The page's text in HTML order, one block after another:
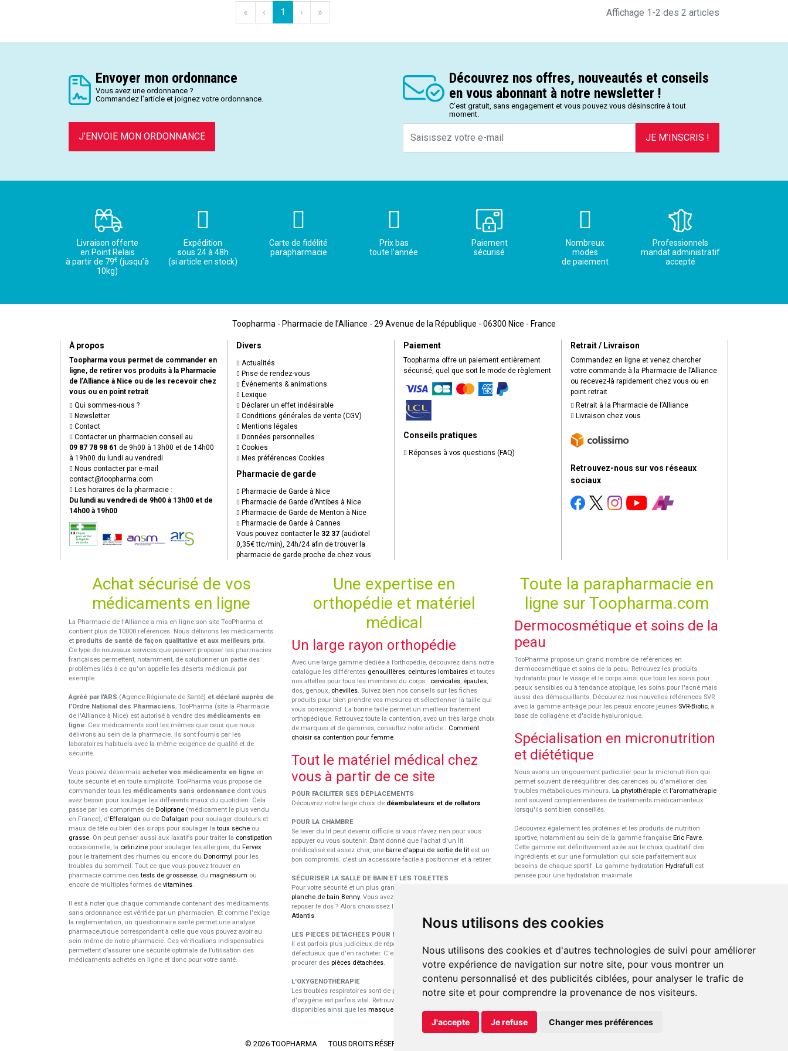
Nous utilisons des cookies
Nous utilisons des cookies et d'autres technologies de suivi pour améliorer
votre expérience de navigation sur notre site, pour vous montrer un
contenu personnalisé et des publicités ciblées, pour analyser le trafic de
notre site et pour comprendre la provenance de nos visiteurs.
J'accepte Je refuse Changer mes préférences
Affichage 1-2 des 2 articles
« ‹ 1 › »
Envoyer mon ordonnance
Vous avez une ordonnance ?
Commandez l’article et joignez votre ordonnance.
J’ENVOIE MON ORDONNANCE
Découvrez nos offres, nouveautés et conseils
en vous abonnant à notre newsletter !
C’est gratuit, sans engagement et vous pouvez vous désinscrire à tout
moment.
JE M’INSCRIS !
Livraison offerte
en Point Relais
à partir de 79€ (jusqu’à
10kg)
Expédition
sous 24 à 48h
(si article en stock)
Carte de fidélité
parapharmacie
Prix bas
toute l’année
Paiement
sécurisé
Nombreux
modes
de paiement
Professionnels
mandat administratif
accepté
Toopharma - Pharmacie de l’Alliance - 29 Avenue de la République - 06300 Nice - France
À propos
Toopharma vous permet de commander en
ligne, de retirer vos produits à la Pharmacie
de l’Alliance à Nice ou de les recevoir chez
vous ou en point retrait
Qui sommes-nous ?
Newsletter
Contact
Contacter un pharmacien conseil au
09 87 78 98 61 de 9h00 à 13h00 et de 14h00
à 19h00 du lundi au vendredi
Nous contacter par e-mail
contact@toopharma.com
Les horaires de la pharmacie :
Du lundi au vendredi de 9h00 à 13h00 et de
14h00 à 19h00
Divers
Actualités
Prise de rendez-vous
Événements & animations
Lexique
Déclarer un effet indésirable
Conditions générales de vente (CGV)
Mentions légales
Données personnelles
Cookies
Mes préférences Cookies
Pharmacie de garde
Pharmacie de Garde à Nice
Pharmacie de Garde d’Antibes à Nice
Pharmacie de Garde de Menton à Nice
Pharmacie de Garde à Cannes
Vous pouvez contacter le 32 37 (audiotel
0,35€ ttc/min), 24h/24 afin de trouver la
pharmacie de garde proche de chez vous
Paiement
Toopharma offre un paiement entièrement
sécurisé, quel que soit le mode de règlement
Conseils pratiques
Réponses à vos questions (FAQ)
Retrait / Livraison
Commandez en ligne et venez chercher
votre commande à la Pharmacie de l’Alliance
ou recevez-là rapidement chez vous ou en
point retrait
Retrait à la Pharmacie de l’Alliance
Livraison chez vous
Retrouvez-nous sur vos réseaux
sociaux
Achat sécurisé de vos
médicaments en ligne
La Pharmacie de l'Alliance a mis en ligne son site TooPharma et
contient plus de 10000 références. Nous délivrons les médicaments
et produits de santé de façon qualitative et aux meilleurs prix.
Ce type de nouveaux services que peuvent proposer les pharmacies
françaises permettent, notamment, de solutionner un partie des
problèmes liés à ce qu'on appelle les déserts médicaux par
exemple.
Agréé par l'ARS (Agence Régionale de Santé) et déclaré auprès de
l’Ordre National des Pharmaciens, TooPharma (site la Pharmacie
de l'Alliance à Nice) est autorisé à vendre des médicaments en
ligne. Ces médicaments sont les mêmes que ceux que nous
délivrons au sein de la pharmacie. Ils sont fournis par les
laboratoires habituels avec la même exigence de qualité et de
sécurité.
Vous pouvez désormais acheter vos médicaments en ligne en
toute sécurité et en toute simplicité. TooPharma vous propose de
commander tous les médicaments sans ordonnance dont vous
avez besoin pour soulager les différents maux du quotidien. Cela
passe par les comprimés de Doliprane (médicament le plus vendu
en France), d'Efferalgan ou de Dafalgan pour soulager douleurs et
maux de tête ou bien des sirops pour soulager latoux sèche ou
grasse. On peut penser aussi aux laxatifs pour traiter la constipation
occasionnelle, la cetirizine pour soulager les allergies, du Fervex
pour le traitement des rhumes ou encore du Donormyl pour les
troubles du sommeil. Tout ce que vous pouvez trouver en
pharmacie comme destests de grossesse, du magnésium ou
encore de multiples formes de vitamines.
Il est à noter que chaque commande contenant des médicaments
sans ordonnance est vérifiée par un pharmacien. Et comme l'exige
la réglementation, un questionnaire santé permet une analyse
pharmaceutique correspondant à celle que vous pouvez avoir au
sein même de notre pharmacie. Ces vérifications indispensables
permettent d’assurer une sécurité optimale de l’utilisation des
médicaments achetés en ligne et donc pour votre santé.
Une expertise en
orthopédie et matériel
médical
Un large rayon orthopédie
Avec une large gamme dédiée à l’orthopédie, découvrez dans notre
catalogue les différentes genouillères, ceintures lombaires et toutes
nos attelles pour tous les membres du corps : cervicales, épaules,
dos, genoux, chevilles. Suivez bien nos conseils sur les fiches
produits pour bien prendre vos mesures et sélectionner la taille qui
vous correspond. La bonne taille permet un meilleur traitement
orthopédique. Retrouvez toute la contention, avec un très large choix
de marques et de gammes, consultez notre article : Comment
choisir sa contention pour femme.
Tout le matériel médical chez
vous à partir de ce site
POUR FACILITER SES DÉPLACEMENTS
Découvrez notre large choix de déambulateurs et de rollators.
POUR LA CHAMBRE
Se lever du lit peut devenir difficile si vous n'avez rien pour vous
appuyer ou vous soutenir. Étant donné que l'achat d'un lit
médicalisé est assez cher, une barre d'appui de sortie de lit est un
bon compromis. c'est un accessoire facile à positionner et à retirer.
SÉCURISER LA SALLE DE BAIN ET LES TOILETTES
Pour votre sécurité et un plus grand confort durant le bain, utilisez la
planche de bain Benny. Vous avez besoin d'un dossier pour vous
reposer le dos ? Alors choisissez le
Atlantis.
LES PIECES DETACHÉES POUR MATÉRIEL MÉDICAL
Il est parfois plus judicieux de réparer du matériel médical
défectueux que d'en racheter. C'est là toute l'utilité de pouvoir se
procurer des pièces détachées.
L'OXYGENOTHÉRAPIE
Les troubles respiratoires sont de plus ne plus récurrents et l'apport
d'oxygène est parfois vital. Retrouvez les
concentrateurs d'oxygène
disponibles ainsi que les masques et lunettesadaptés.
Toute la parapharmacie en
ligne sur Toopharma.com
Dermocosmétique et soins de la
peau
TooPharma propose un grand nombre de références en
dermocosmétique et soins de la peau. Retrouvez les produits
hydratants pour le visage et le corps ainsi que tous les soins pour
peaux sensibles ou à tendance atopique, les soins pour l'acné mais
aussi des démaquillants. Découvrez nos nouvelles références SVR
avec la gamme anti-âge pour les peaux encore jeunes SVR-Biotic, à
base de collagène et d'acide hyaluronique.
Spécialisation en micronutrition
et diététique
Nous avons un engouement particulier pour la micronutrition qui
permet souvent de rééquilibrer des carences ou d'améliorer des
troubles métaboliques mineurs. La phytothérapie et l'aromathérapie
sont souvent complémentaires de traitements médicamenteux
lorsqu'ils sont bien conseillés.
Découvrez également les protéines et les produits de nutrition
sportive, notamment au sein de la gamme française Eric Favre.
Cette gamme est définitivement axée sur le choix qualitatif des
ingrédients et sur une formulation qui scie parfaitement aux
besoins de chaque sportif. La gamme hydratation Hydrafull est
pensée pour une hydratation maximale.
probiotiques
nous sommes spécialisés dans ce domaine pour sélectionner les
produits de qualité et pour pouvoir vous conseiller de façon
pertinente.
© 2026 TOOPHARMA TOUS DROITS RÉSERVÉS.